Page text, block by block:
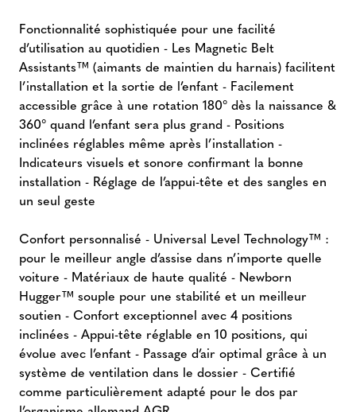
Fonctionnalité sophistiquée pour une facilité
d’utilisation au quotidien - Les Magnetic Belt
Assistants™ (aimants de maintien du harnais) facilitent
l’installation et la sortie de l’enfant - Facilement
accessible grâce à une rotation 180° dès la naissance &
360° quand l’enfant sera plus grand - Positions
inclinées réglables même après l’installation -
Indicateurs visuels et sonore confirmant la bonne
installation - Réglage de l’appui-tête et des sangles en
un seul geste
Confort personnalisé - Universal Level Technology™ :
pour le meilleur angle d’assise dans n’importe quelle
voiture - Matériaux de haute qualité - Newborn
Hugger™ souple pour une stabilité et un meilleur
soutien - Confort exceptionnel avec 4 positions
inclinées - Appui-tête réglable en 10 positions, qui
évolue avec l’enfant - Passage d’air optimal grâce à un
système de ventilation dans le dossier - Certifié
comme particulièrement adapté pour le dos par